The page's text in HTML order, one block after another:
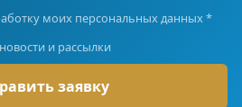
моих персональных данных *
и рассылки